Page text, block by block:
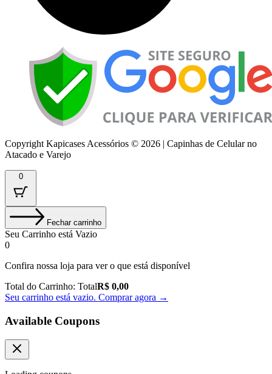
Copyright Kapicases Acessórios © 2026 | Capinhas de Celular no
Atacado e Varejo
0
Fechar carrinho
Seu Carrinho está Vazio
0
Confira nossa loja para ver o que está disponível
Total do Carrinho: TotalR$ 0,00
Seu carrinho está vazio. Comprar agora →
Available Coupons